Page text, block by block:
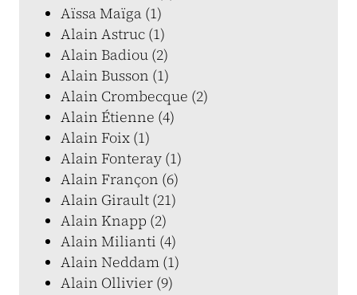
Aïssa Maïga (1)
Alain Astruc (1)
Alain Badiou (2)
Alain Busson (1)
Alain Crombecque (2)
Alain Étienne (4)
Alain Foix (1)
Alain Fonteray (1)
Alain Françon (6)
Alain Girault (21)
Alain Knapp (2)
Alain Milianti (4)
Alain Neddam (1)
Alain Ollivier (9)